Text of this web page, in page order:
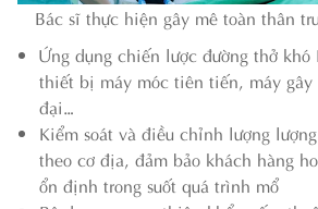
Bác sĩ thực hiện gây mê toàn thân
Ứng dụng chiến lược đường thở khó
thiết bị máy móc tiên tiến, máy
đại…
Kiểm soát và điều chỉnh lượng
theo cơ địa, đảm bảo khách hàng
ổn định trong suốt quá trình mổ